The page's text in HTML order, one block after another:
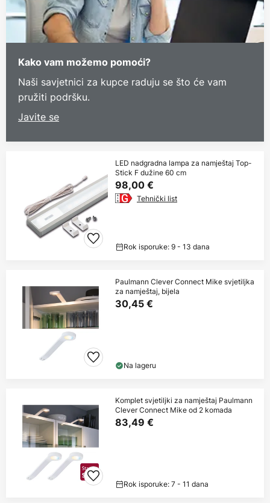
Kako vam možemo pomoći?
Naši savjetnici za kupce raduju se što će vam
pružiti podršku.
Javite se
LED nadgradna lampa za namještaj Top-
Stick F dužine 60 cm
98,00 €
Tehnički list
Rok isporuke: 9 - 13 dana
Paulmann Clever Connect Mike svjetiljka
za namještaj, bijela
30,45 €
Na lageru
Komplet svjetiljki za namještaj Paulmann
Clever Connect Mike od 2 komada
83,49 €
Rok isporuke: 7 - 11 dana